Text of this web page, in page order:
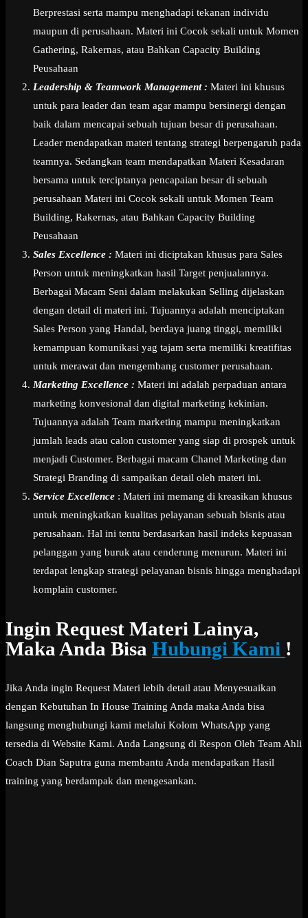
Berprestasi serta mampu menghadapi tekanan individu
maupun di perusahaan. Materi ini Cocok sekali untuk Momen
Gathering, Rakernas, atau Bahkan Capacity Building
Peusahaan
Leadership & Teamwork Management : Materi ini khusus
untuk para leader dan team agar mampu bersinergi dengan
baik dalam mencapai sebuah tujuan besar di perusahaan.
Leader mendapatkan materi tentang strategi berpengaruh pada
teamnya. Sedangkan team mendapatkan Materi Kesadaran
bersama untuk terciptanya pencapaian besar di sebuah
perusahaan Materi ini Cocok sekali untuk Momen Team
Building, Rakernas, atau Bahkan Capacity Building
Peusahaan
Sales Excellence : Materi ini diciptakan khusus para Sales
Person untuk meningkatkan hasil Target penjualannya.
Berbagai Macam Seni dalam melakukan Selling dijelaskan
dengan detail di materi ini. Tujuannya adalah menciptakan
Sales Person yang Handal, berdaya juang tinggi, memiliki
kemampuan komunikasi yag tajam serta memiliki kreatifitas
untuk merawat dan mengembang customer perusahaan.
Marketing Excellence : Materi ini adalah perpaduan antara
marketing konvesional dan digital marketing kekinian.
Tujuannya adalah Team marketing mampu meningkatkan
jumlah leads atau calon customer yang siap di prospek untuk
menjadi Customer. Berbagai macam Chanel Marketing dan
Strategi Branding di sampaikan detail oleh materi ini.
Service Excellence : Materi ini memang di kreasikan khusus
untuk meningkatkan kualitas pelayanan sebuah bisnis atau
perusahaan. Hal ini tentu berdasarkan hasil indeks kepuasan
pelanggan yang buruk atau cenderung menurun. Materi ini
terdapat lengkap strategi pelayanan bisnis hingga menghadapi
komplain customer.
Ingin Request Materi Lainya,
Maka Anda Bisa Hubungi Kami !
Jika Anda ingin Request Materi lebih detail atau Menyesuaikan
dengan Kebutuhan In House Training Anda maka Anda bisa
langsung menghubungi kami melalui Kolom WhatsApp yang
tersedia di Website Kami. Anda Langsung di Respon Oleh Team Ahli
Coach Dian Saputra guna membantu Anda mendapatkan Hasil
training yang berdampak dan mengesankan.